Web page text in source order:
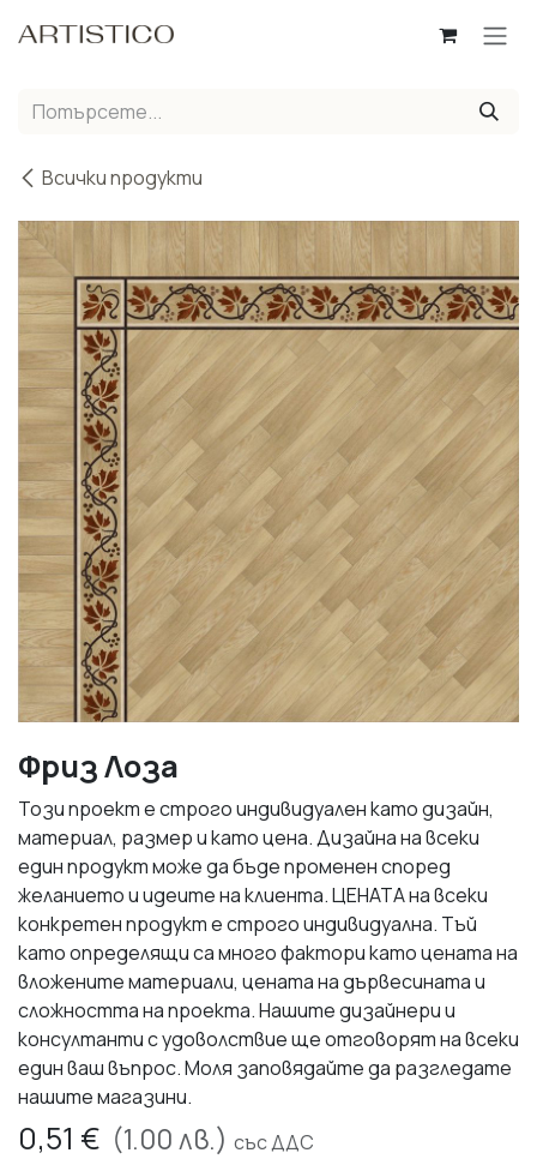
Всички продукти
Фриз Лоза
Този проект е строго индивидуален като дизайн,
материал, размер и като цена. Дизайна на всеки
един продукт може да бъде променен според
желанието и идеите на клиента. ЦЕНАТА на всеки
конкретен продукт е строго индивидуална. Тъй
като определящи са много фактори като цената на
вложените материали, цената на дървесината и
сложността на проекта. Нашите дизайнери и
консултанти с удоволствие ще отговорят на всеки
един ваш въпрос. Моля заповядайте да разгледате
нашите магазини.
0,51 € (1.00лв.) със ДДС